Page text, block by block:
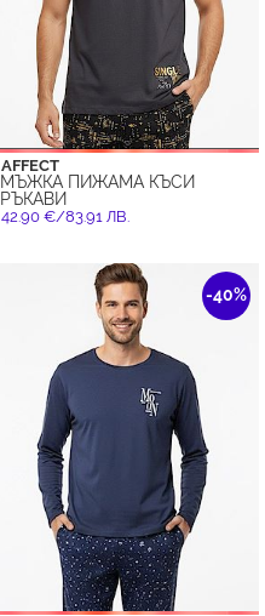
AFFECT
МЪЖКА ПИЖАМА КЪСИ
РЪКАВИ
42.90 €/83.91 ЛВ.
-40%